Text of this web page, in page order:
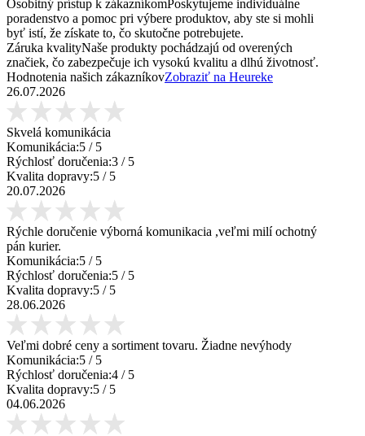
Osobitný prístup k zákazníkomPoskytujeme individuálne
poradenstvo a pomoc pri výbere produktov, aby ste si mohli
byť istí, že získate to, čo skutočne potrebujete.
Záruka kvalityNaše produkty pochádzajú od overených
značiek, čo zabezpečuje ich vysokú kvalitu a dlhú životnosť.
Hodnotenia našich zákazníkovZobraziť na Heureke
26.07.2026
Skvelá komunikácia
Komunikácia:5 / 5
Rýchlosť doručenia:3 / 5
Kvalita dopravy:5 / 5
20.07.2026
Rýchle doručenie výborná komunikacia ,veľmi milí ochotný
pán kurier.
Komunikácia:5 / 5
Rýchlosť doručenia:5 / 5
Kvalita dopravy:5 / 5
28.06.2026
Veľmi dobré ceny a sortiment tovaru. Žiadne nevýhody
Komunikácia:5 / 5
Rýchlosť doručenia:4 / 5
Kvalita dopravy:5 / 5
04.06.2026